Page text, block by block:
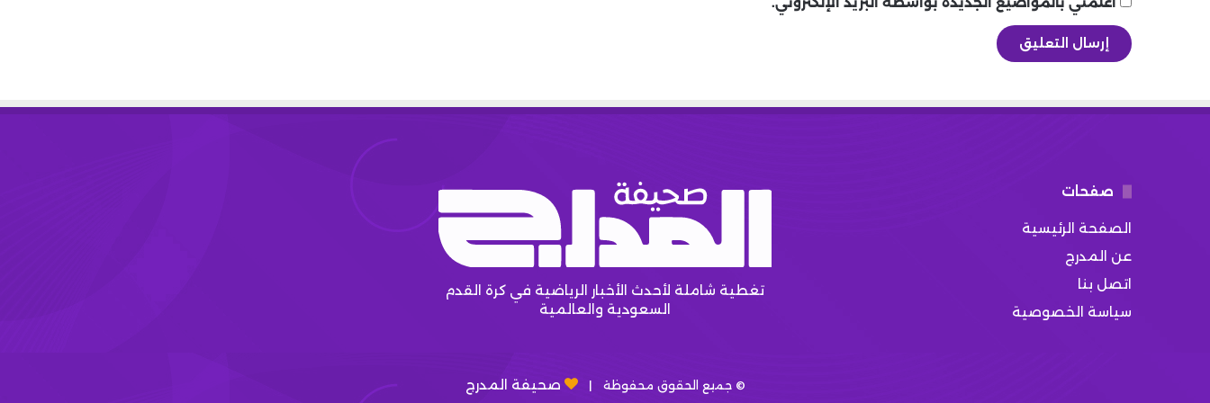
صفحات
الصفحة الرئيسية
عن المدرج
اتصل بنا
سياسة الخصوصية
تغطية شاملة لأحدث الأخبار الرياضية في كرة القدم
السعودية والعالمية
© جميع الحقوق محفوظة | صحيفة المدرج